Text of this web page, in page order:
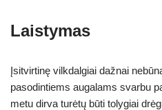
Laistymas
Įsitvirtinę vilkdalgiai dažnai
pasodintiems augalams svarbu
metu dirva turėtų būti tolygiai